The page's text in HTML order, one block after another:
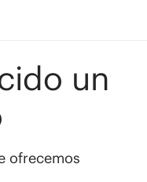
un
ofrecemos